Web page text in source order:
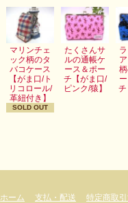
マリンチェ
ック柄のタ
バコケース
【がま口/ト
リコロール/
革紐付き】
SOLD OUT
たくさんサ
ルの通帳ケ
ース＆ポー
チ【がま口/
ピンク/猿】
チ
ホーム 支払・配送 特定商取